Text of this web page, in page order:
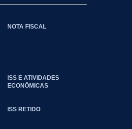
NOTA FISCAL
ISS E ATIVIDADES
ECONÔMICAS
ISS RETIDO